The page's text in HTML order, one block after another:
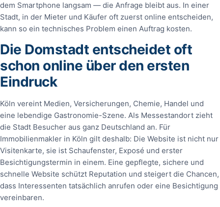
dem Smartphone langsam — die Anfrage bleibt aus. In einer
Stadt, in der Mieter und Käufer oft zuerst online entscheiden,
kann so ein technisches Problem einen Auftrag kosten.
Die Domstadt entscheidet oft
schon online über den ersten
Eindruck
Köln vereint Medien, Versicherungen, Chemie, Handel und
eine lebendige Gastronomie-Szene. Als Messestandort zieht
die Stadt Besucher aus ganz Deutschland an. Für
Immobilienmakler in Köln gilt deshalb: Die Website ist nicht nur
Visitenkarte, sie ist Schaufenster, Exposé und erster
Besichtigungstermin in einem. Eine gepflegte, sichere und
schnelle Website schützt Reputation und steigert die Chancen,
dass Interessenten tatsächlich anrufen oder eine Besichtigung
vereinbaren.